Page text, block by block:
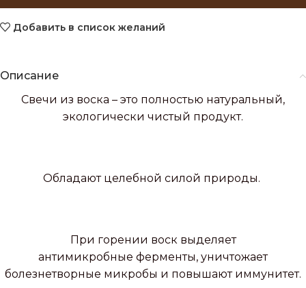
Добавить в список желаний
Описание
Свечи из воска – это полностью натуральный,
экологически чистый продукт.
Обладают целебной силой природы.
При горении воск выделяет
антимикробные ферменты, уничтожает
болезнетворные микробы и повышают иммунитет.